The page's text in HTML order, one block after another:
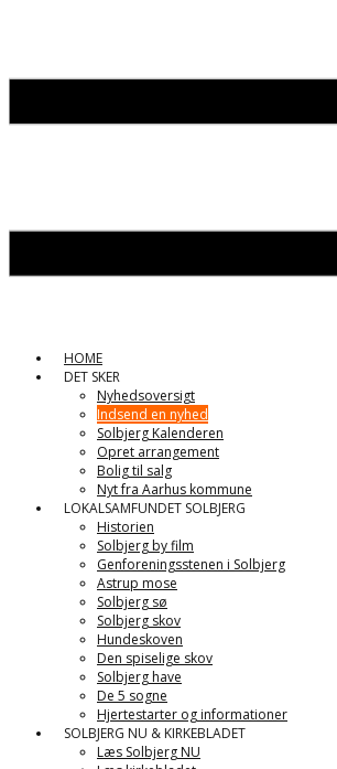
HOME
DET SKER
Nyhedsoversigt
Indsend en nyhed
Solbjerg Kalenderen
Opret arrangement
Bolig til salg
Nyt fra Aarhus kommune
LOKALSAMFUNDET SOLBJERG
Historien
Solbjerg by film
Genforeningsstenen i Solbjerg
Astrup mose
Solbjerg sø
Solbjerg skov
Hundeskoven
Den spiselige skov
Solbjerg have
De 5 sogne
Hjertestarter og informationer
SOLBJERG NU & KIRKEBLADET
Læs Solbjerg NU